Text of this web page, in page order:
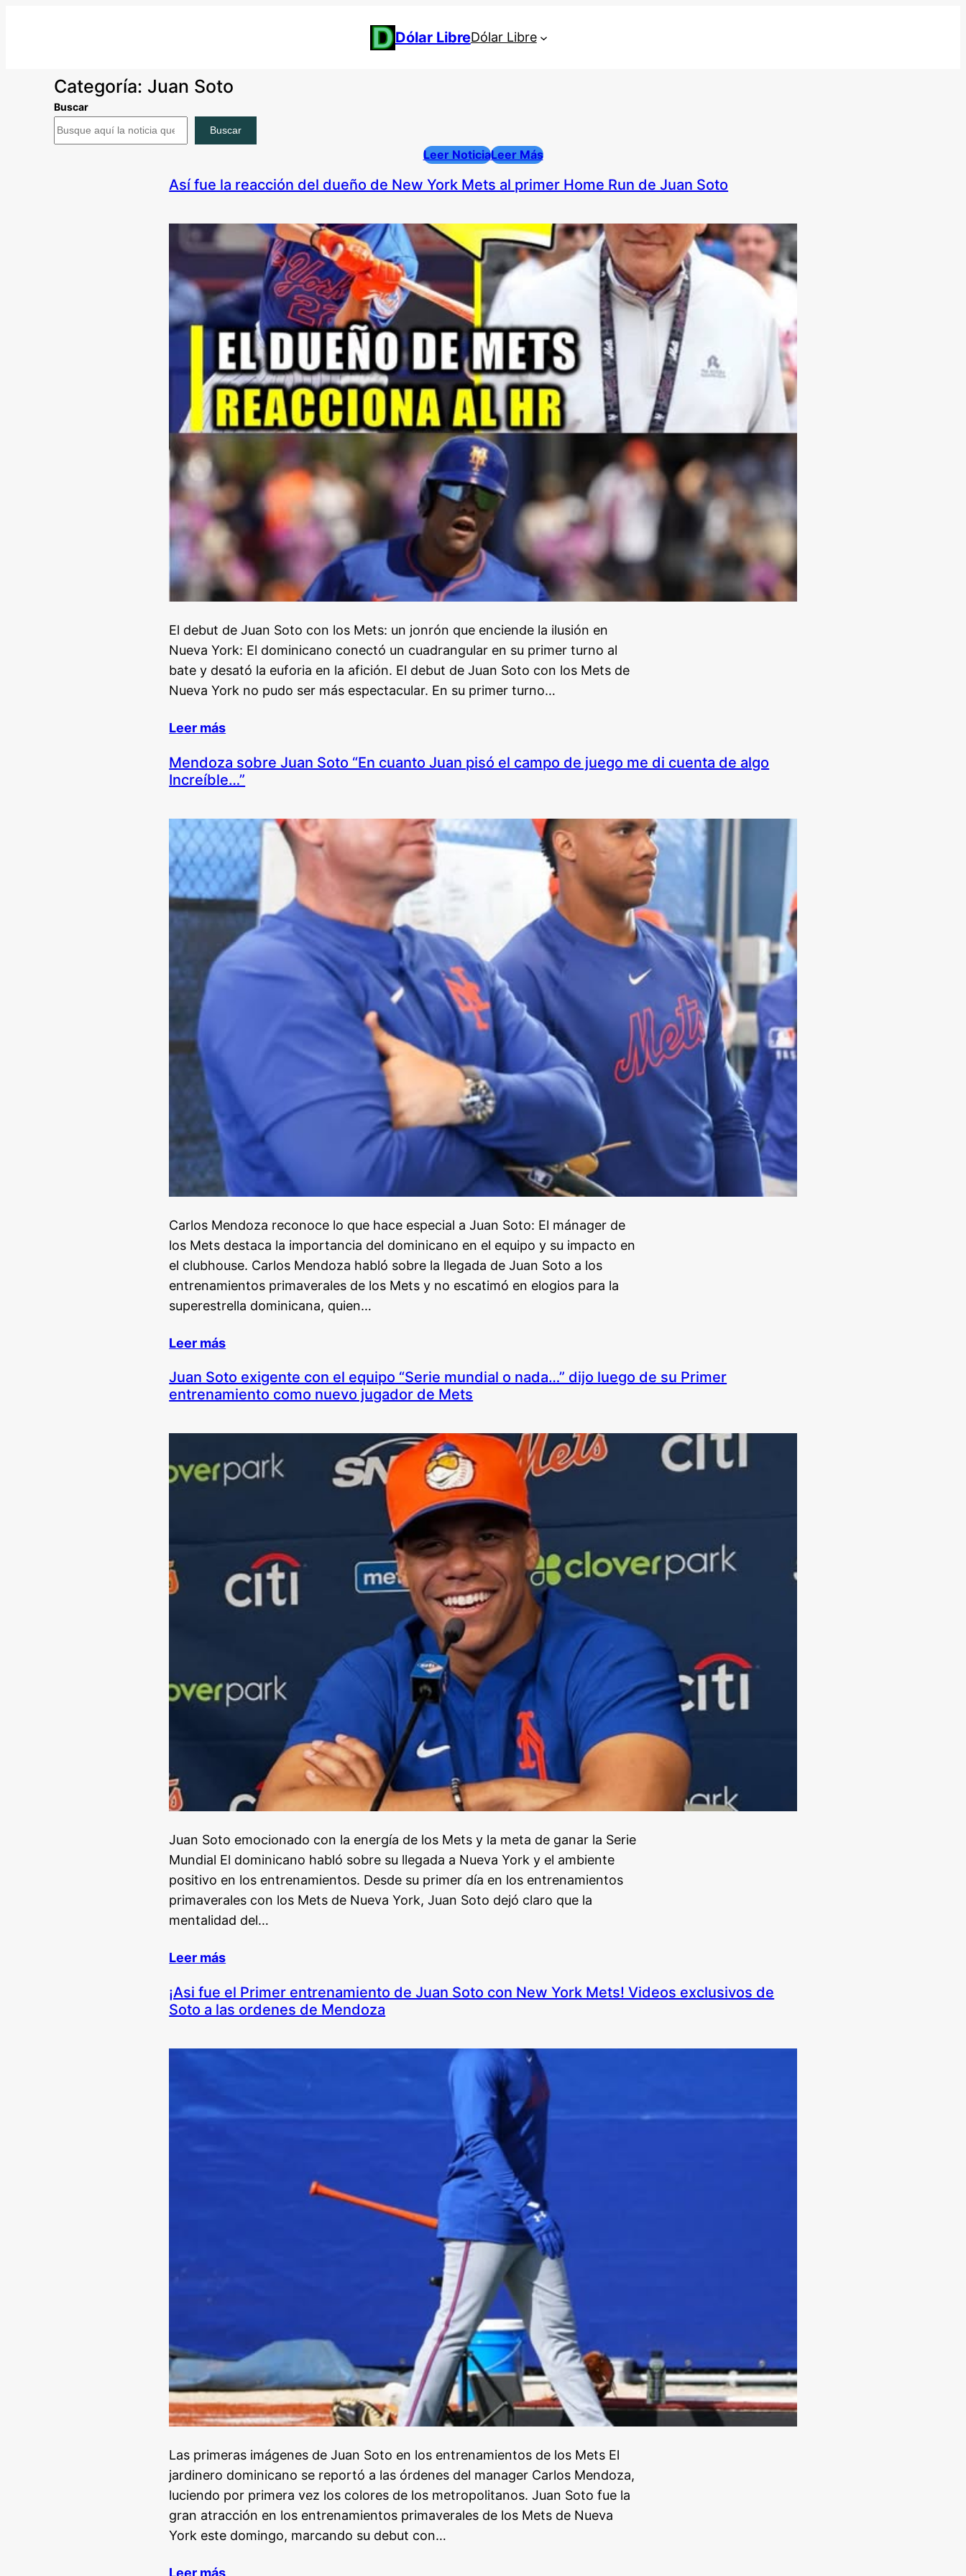
Dólar LibreDólar Libre
Categoría: Juan Soto
Buscar
Buscar
Leer NoticiaLeer Más
Así fue la reacción del dueño de New York Mets al primer Home Run de Juan Soto
El debut de Juan Soto con los Mets: un jonrón que enciende la ilusión en
Nueva York: El dominicano conectó un cuadrangular en su primer turno al
bate y desató la euforia en la afición. El debut de Juan Soto con los Mets de
Nueva York no pudo ser más espectacular. En su primer turno…
Leer más
Mendoza sobre Juan Soto “En cuanto Juan pisó el campo de juego me di cuenta de algo
Increíble…”
Carlos Mendoza reconoce lo que hace especial a Juan Soto: El mánager de
los Mets destaca la importancia del dominicano en el equipo y su impacto en
el clubhouse. Carlos Mendoza habló sobre la llegada de Juan Soto a los
entrenamientos primaverales de los Mets y no escatimó en elogios para la
superestrella dominicana, quien…
Leer más
Juan Soto exigente con el equipo “Serie mundial o nada…” dijo luego de su Primer
entrenamiento como nuevo jugador de Mets
Juan Soto emocionado con la energía de los Mets y la meta de ganar la Serie
Mundial El dominicano habló sobre su llegada a Nueva York y el ambiente
positivo en los entrenamientos. Desde su primer día en los entrenamientos
primaverales con los Mets de Nueva York, Juan Soto dejó claro que la
mentalidad del…
Leer más
¡Asi fue el Primer entrenamiento de Juan Soto con New York Mets! Videos exclusivos de
Soto a las ordenes de Mendoza
Las primeras imágenes de Juan Soto en los entrenamientos de los Mets El
jardinero dominicano se reportó a las órdenes del manager Carlos Mendoza,
luciendo por primera vez los colores de los metropolitanos. Juan Soto fue la
gran atracción en los entrenamientos primaverales de los Mets de Nueva
York este domingo, marcando su debut con…
Leer más